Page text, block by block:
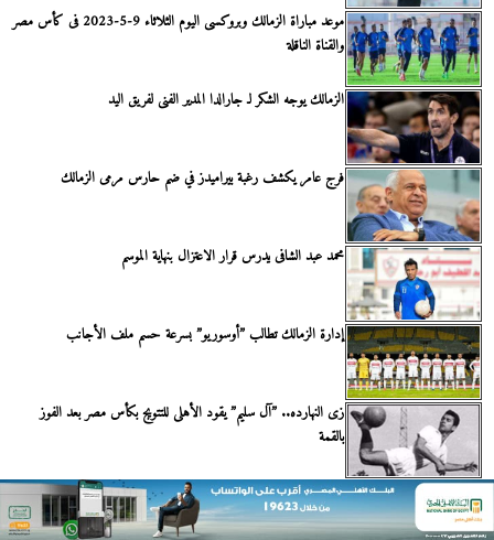
موعد مباراة الزمالك وبروكسى اليوم الثلاثاء 9-5-2023 فى كأس مصر
والقناة الناقلة
الزمالك يوجه الشكر لـ جارالدا المدير الفنى لفريق اليد
فرج عامر يكشف رغبة بيراميدز في ضم حارس مرمى الزمالك
محمد عبد الشافى يدرس قرار الاعتزال بنهاية الموسم
إدارة الزمالك تطالب ”أوسوريو” بسرعة حسم ملف الأجانب
زى النهارده.. ”آل سليم” يقود الأهلى للتتويج بكأس مصر بعد الفوز
بالقمة